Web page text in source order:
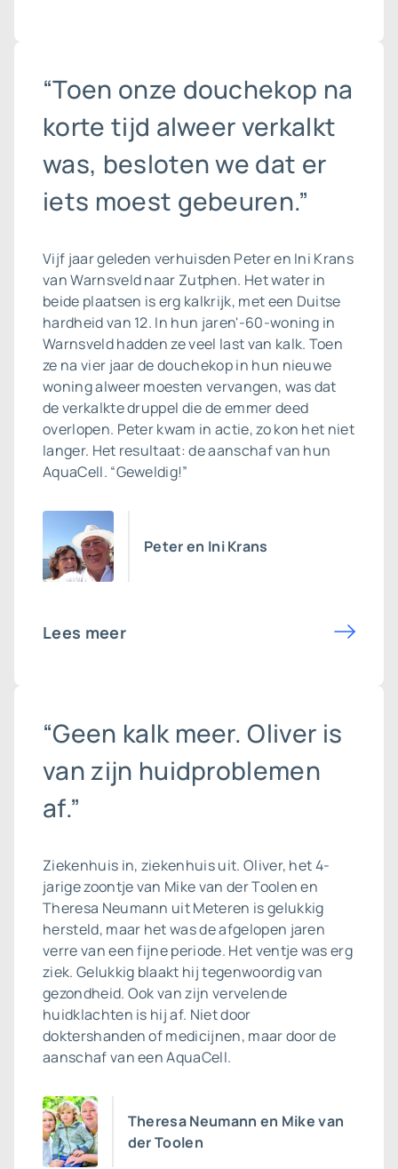
“Toen onze douchekop na
korte tijd alweer verkalkt
was, besloten we dat er
iets moest gebeuren.”
Vijf jaar geleden verhuisden Peter en Ini Krans
van Warnsveld naar Zutphen. Het water in
beide plaatsen is erg kalkrijk, met een Duitse
hardheid van 12. In hun jaren'-60-woning in
Warnsveld hadden ze veel last van kalk. Toen
ze na vier jaar de douchekop in hun nieuwe
woning alweer moesten vervangen, was dat
de verkalkte druppel die de emmer deed
overlopen. Peter kwam in actie, zo kon het niet
langer. Het resultaat: de aanschaf van hun
AquaCell. “Geweldig!”
Peter en Ini Krans
Lees meer
“Geen kalk meer. Oliver is
van zijn huidproblemen
af.”
Ziekenhuis in, ziekenhuis uit. Oliver, het 4-
jarige zoontje van Mike van der Toolen en
Theresa Neumann uit Meteren is gelukkig
hersteld, maar het was de afgelopen jaren
verre van een fijne periode. Het ventje was erg
ziek. Gelukkig blaakt hij tegenwoordig van
gezondheid. Ook van zijn vervelende
huidklachten is hij af. Niet door
doktershanden of medicijnen, maar door de
aanschaf van een AquaCell.
Theresa Neumann en Mike van
der Toolen